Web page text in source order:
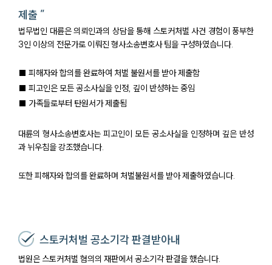
제출 ”
법무법인 대륜은 의뢰인과의 상담을 통해 스토커처벌 사건 경험이 풍부한
3인 이상의 전문가로 이뤄진 형사소송변호사 팀을 구성하였습니다.
■ 피해자와 합의를 완료하여 처벌 불원서를 받아 제출함
■ 피고인은 모든 공소사실을 인정, 깊이 반성하는 중임
■ 가족들로부터 탄원서가 제출됨
대륜의 형사소송변호사는 피고인이 모든 공소사실을 인정하며 깊은 반성
과 뉘우침을 강조했습니다.
또한 피해자와 합의를 완료하며 처벌불원서를 받아 제출하였습니다.
스토커처벌 공소기각 판결받아내
법원은 스토커처벌 혐의의 재판에서 공소기각 판결을 했습니다.